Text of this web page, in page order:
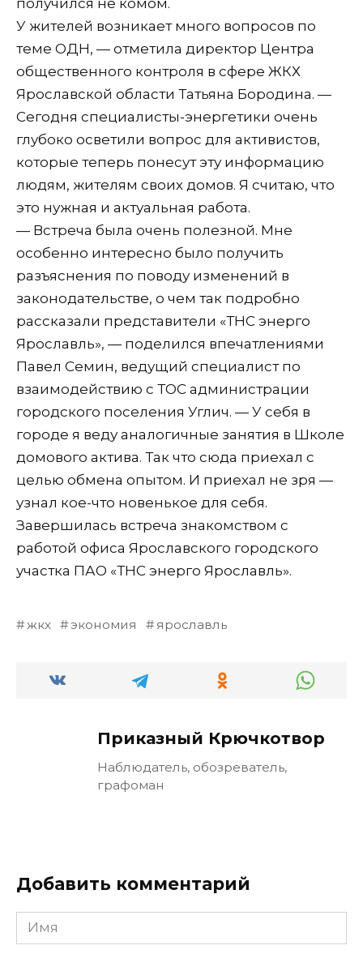
У жителей возникает много вопросов по
теме ОДН, — отметила директор Центра
общественного контроля в сфере ЖКХ
Ярославской области Татьяна Бородина. —
Сегодня специалисты-энергетики очень
глубоко осветили вопрос для активистов,
которые теперь понесут эту информацию
людям, жителям своих домов. Я считаю, что
это нужная и актуальная работа.
— Встреча была очень полезной. Мне
особенно интересно было получить
разъяснения по поводу изменений в
законодательстве, о чем так подробно
рассказали представители «ТНС энерго
Ярославль», — поделился впечатлениями
Павел Семин, ведущий специалист по
взаимодействию с ТОС администрации
городского поселения Углич. — У себя в
городе я веду аналогичные занятия в Школе
домового актива. Так что сюда приехал с
целью обмена опытом. И приехал не зря —
узнал кое-что новенькое для себя.
Завершилась встреча знакомством с
работой офиса Ярославского городского
участка ПАО «ТНС энерго Ярославль».
жкх экономия ярославль
Приказный Крючкотвор
Наблюдатель, обозреватель,
графоман
Добавить комментарий
Имя